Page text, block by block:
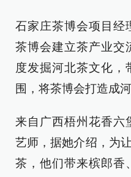
石家庄茶博会项目经
茶博会建立茶产业交
度发掘河北茶文化，
围，将茶博会打造成
来自广西梧州花香六
艺师，据她介绍，为
茶，他们带来槟郎香